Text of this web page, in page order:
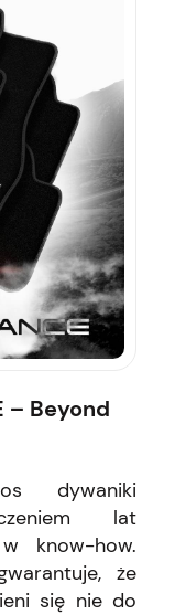
– Beyond
dywaniki
lat
know-how.
że
się nie do